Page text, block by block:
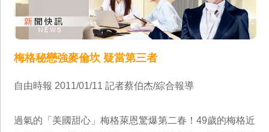
梅格秘戀強麥倫坎 疑當第三者
自由時報 2011/01/11 記者蔡伯杰/綜合報導
過氣的「美國甜心」梅格萊恩驚爆第二春！49歲的梅格近